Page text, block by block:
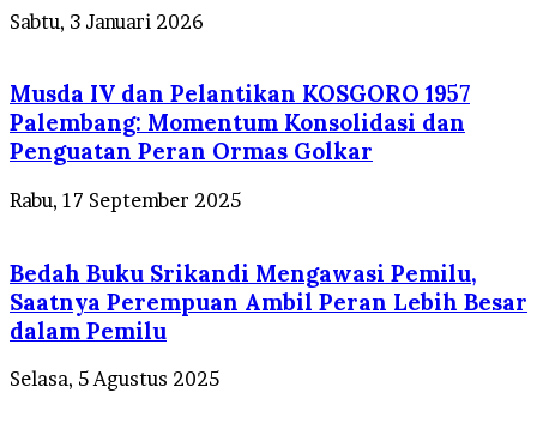
Sabtu, 3 Januari 2026
Musda IV dan Pelantikan KOSGORO 1957
Palembang: Momentum Konsolidasi dan
Penguatan Peran Ormas Golkar
Rabu, 17 September 2025
Bedah Buku Srikandi Mengawasi Pemilu,
Saatnya Perempuan Ambil Peran Lebih Besar
dalam Pemilu
Selasa, 5 Agustus 2025